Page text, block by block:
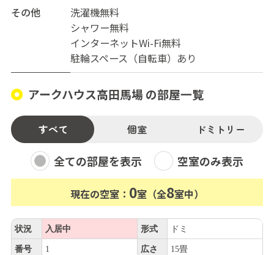
その他
洗濯機無料
シャワー無料
インターネットWi-Fi無料
駐輪スペース（自転車）あり
アークハウス高田馬場 の部屋一覧
すべて 個室 ドミトリー
全ての部屋を表示 空室のみ表示
現在の空室： 0室（全8室中）
状況 入居中 形式 ドミ
番号 1 広さ 15畳